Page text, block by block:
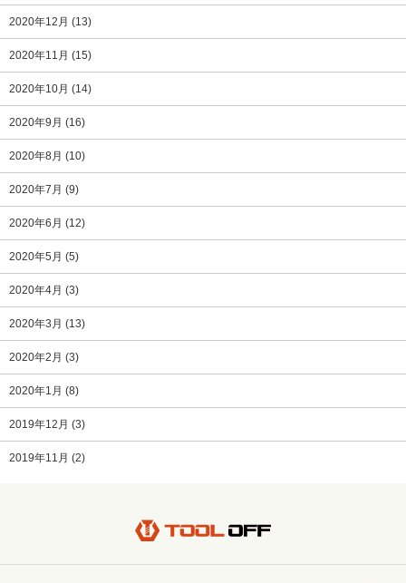
2020年12月 (13)
2020年11月 (15)
2020年10月 (14)
2020年9月 (16)
2020年8月 (10)
2020年7月 (9)
2020年6月 (12)
2020年5月 (5)
2020年4月 (3)
2020年3月 (13)
2020年2月 (3)
2020年1月 (8)
2019年12月 (3)
2019年11月 (2)